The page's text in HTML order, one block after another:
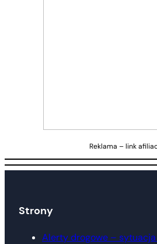
Reklama – link
Strony
Alerty drogowe –